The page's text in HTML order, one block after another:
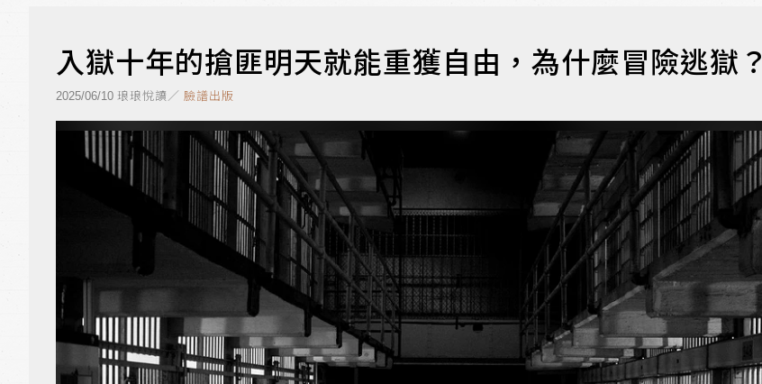
入獄十年的搶匪明天就能重獲自由，為什麼冒險逃獄？
2025/06/10 琅琅悅讀／ 臉譜出版